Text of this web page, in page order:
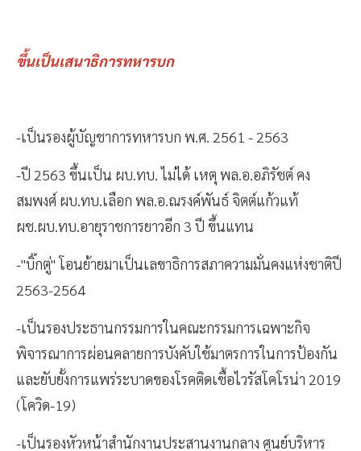
ขึ้นเป็นเสนาธิการทหารบก
-เป็นรองผู้บัญชาการทหารบก พ.ศ. 2561 - 2563
-ปี 2563 ขึ้นเป็น ผบ.ทบ. ไม่ได้ เหตุ พล.อ.อภิรัชต์ คง
สมพงศ์ ผบ.ทบ.เลือก พล.อ.ณรงค์พันธ์ จิตต์แก้วแท้
ผช.ผบ.ทบ.อายุราชการยาวอีก 3 ปี ขึ้นแทน
-"บิ๊กตู่" โอนย้ายมาเป็นเลขาธิการสภาความมั่นคงแห่งชาติปี
2563-2564
-เป็นรองประธานกรรมการในคณะกรรมการเฉพาะกิจ
พิจารณาการผ่อนคลายการบังคับใช้มาตรการในการป้องกัน
และยับยั้งการแพร่ระบาดของโรคติดเชื้อไวรัสโคโรน่า 2019
(โควิด-19)
-เป็นรองหัวหน้าสำนักงานประสานงานกลาง ศูนย์บริหาร